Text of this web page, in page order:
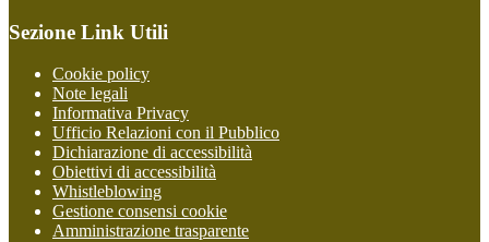
Sezione Link Utili
Cookie policy
Note legali
Informativa Privacy
Ufficio Relazioni con il Pubblico
Dichiarazione di accessibilità
Obiettivi di accessibilità
Whistleblowing
Gestione consensi cookie
Amministrazione trasparente